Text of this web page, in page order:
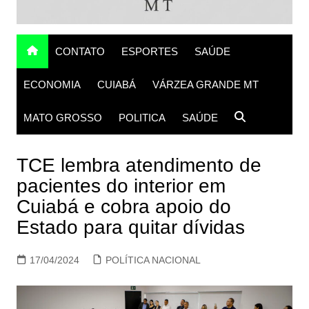
CONTATO ESPORTES SAÚDE
ECONOMIA CUIABÁ VÁRZEA GRANDE MT
MATO GROSSO POLITICA SAÚDE
TCE lembra atendimento de
pacientes do interior em
Cuiabá e cobra apoio do
Estado para quitar dívidas
17/04/2024 POLÍTICA NACIONAL